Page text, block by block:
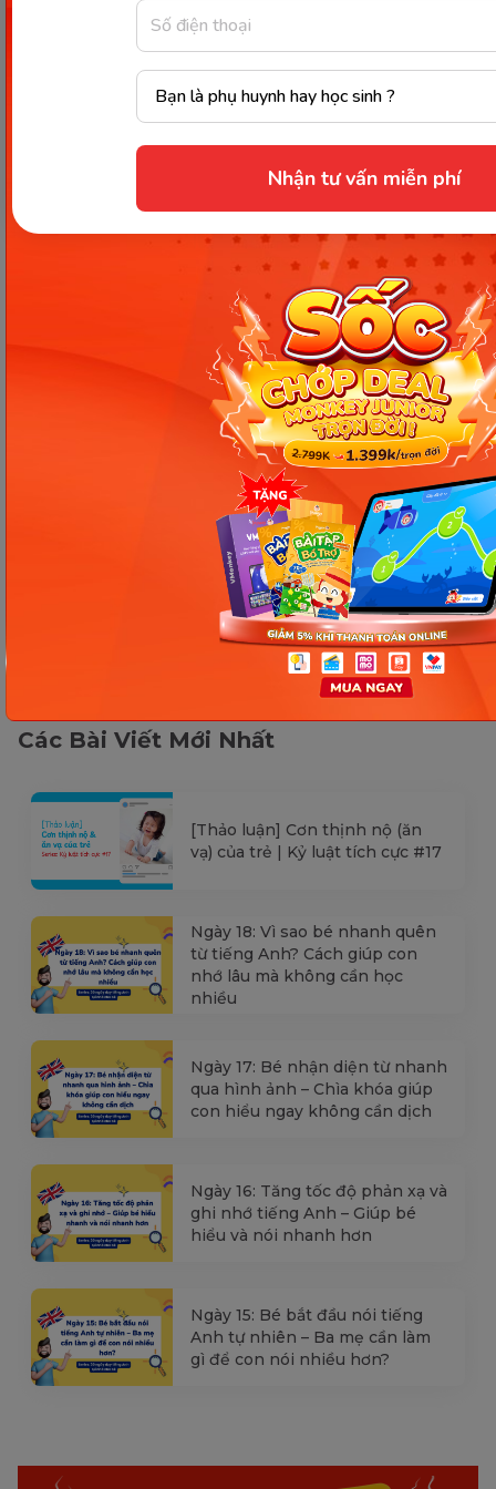
Nhận tư vấn miễn phí
Việc tính toán và chuẩn bị kỹ lưỡng
dựng trường mầm non
không chỉ giúp nhà đầu tư
chủ động nguồn vốn mà còn đảm bảo cơ sở hoạt
động bền vững, lâu dài. Hy vọng với những thông
tin trên, bạn sẽ có định hướng phù hợp để hiện
thực hóa kế hoạch mở trường mầm non thành
Chia sẻ ngay
Thông tin trong bài viết được tổng hợp nhằm
mục đích tham khảo và có thể thay đổi mà
không cần báo trước. Quý khách vui lòng
kiểm tra lại qua các kênh chính thức hoặc liên
hệ trực tiếp với đơn vị liên quan để nắm bắt
Các Bài Viết Mới Nhất
[Thảo luận] Cơn thịnh nộ (ăn
vạ) của trẻ | Kỷ luật tích cực #17
Ngày 18: Vì sao bé nhanh quên
từ tiếng Anh? Cách giúp con
nhớ lâu mà không cần học
nhiều
Ngày 17: Bé nhận diện từ nhanh
qua hình ảnh – Chìa khóa giúp
con hiểu ngay không cần dịch
Ngày 16: Tăng tốc độ phản xạ và
ghi nhớ tiếng Anh – Giúp bé
hiểu và nói nhanh hơn
Ngày 15: Bé bắt đầu nói tiếng
Anh tự nhiên – Ba mẹ cần làm
gì để con nói nhiều hơn?